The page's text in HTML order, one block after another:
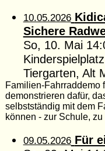
10.05.2026
Sichere
So, 10. Mai
Tiergarten, Alt
Familien-Fahrraddemo
demonstrieren dafür,
selbstständig mit dem
können - zur Schule, zu
09.05.2026 Für